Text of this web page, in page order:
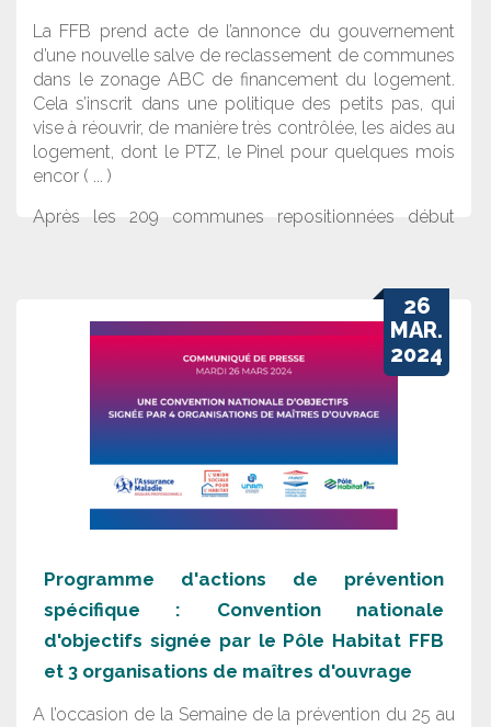
La FFB prend acte de l’annonce du gouvernement
d’une nouvelle salve de reclassement de communes
dans le zonage ABC de financement du logement.
Cela s’inscrit dans une politique des petits pas, qui
vise à réouvrir, de manière très contrôlée, les aides au
logement, dont le PTZ, le Pinel pour quelques mois
encor ( ... )
Après les 209 communes repositionnées début
zones réputées « tendues », pour répondre aux
Téléchargez lecommuniqué de presse de la
Fédération Française du Bâtiment
26
MAR.
2024
Programme d'actions de prévention
spécifique : Convention nationale
d'objectifs signée par le Pôle Habitat FFB
et 3 organisations de maîtres d'ouvrage
A l’occasion de la Semaine de la prévention du 25 au